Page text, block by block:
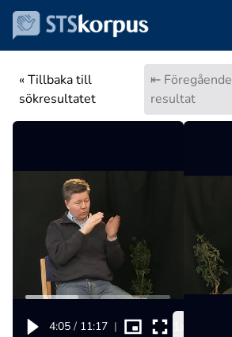
« Tillbaka till
sökresultatet
⇤ Föregående
resultat
4:05 / 11:17 |